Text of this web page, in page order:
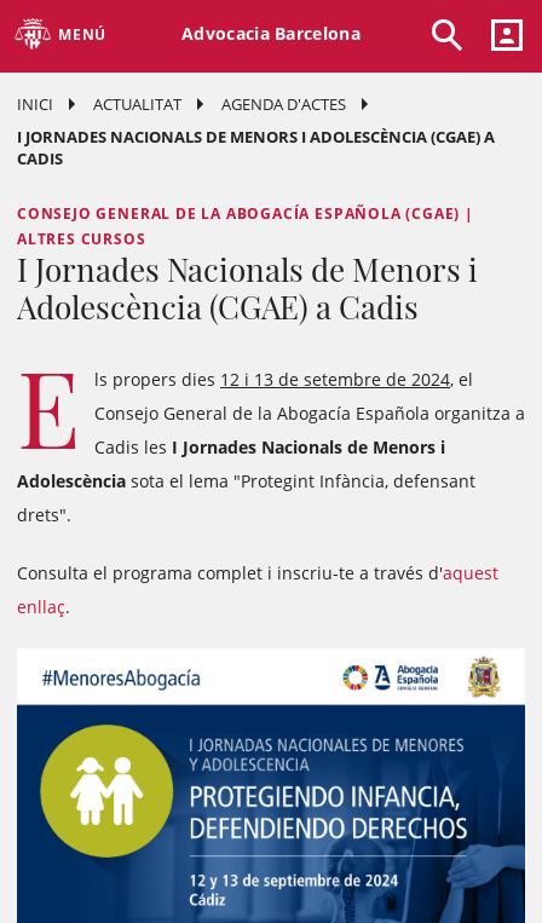
MENÚ Advocacia Barcelona
INICI ACTUALITAT
AGENDA D'ACTES
I JORNADES NACIONALS DE MENORS I ADOLESCÈNCIA (CGAE) A
CADIS
CONSEJO GENERAL DE LA ABOGACÍA ESPAÑOLA (CGAE) |
ALTRES CURSOS
I Jornades Nacionals de Menors i
Adolescència (CGAE) a Cadis
E ls propers dies 12 i 13 de setembre de 2024, el
Consejo General de la Abogacía Española organitza a
Cadis les I Jornades Nacionals de Menors i
Adolescència sota el lema "Protegint Infància, defensant
drets".
Consulta el programa complet i inscriu-te a través d'aquest
enllaç.